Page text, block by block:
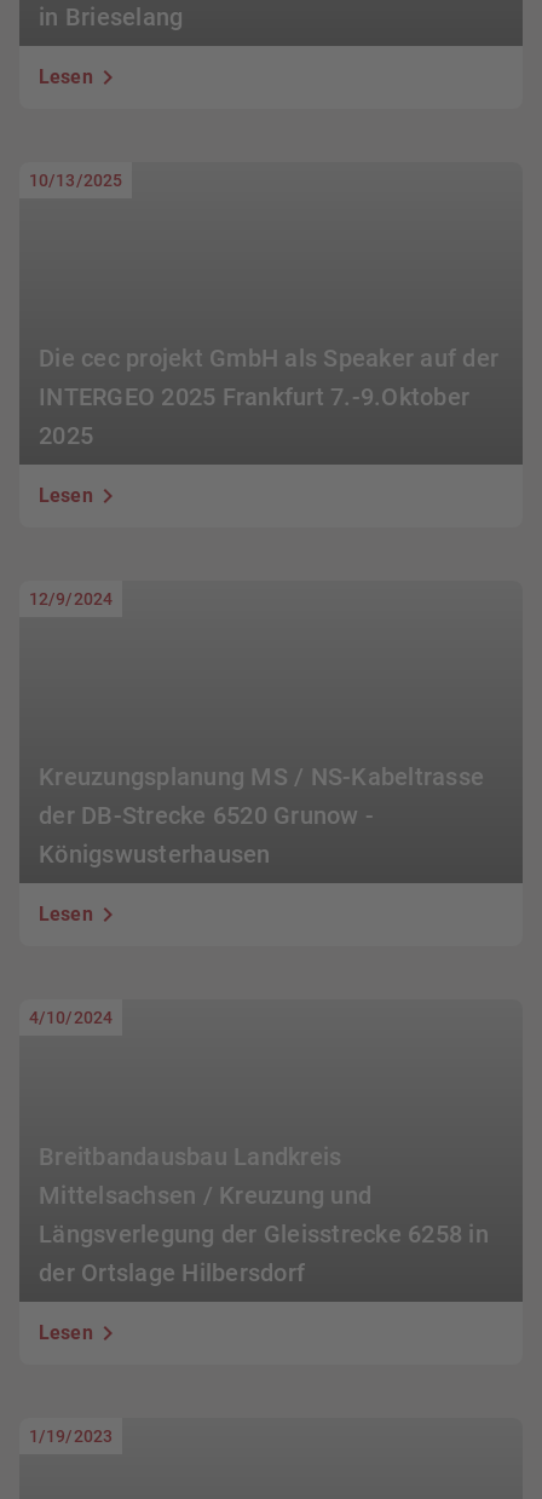
in Brieselang
Lesen
Die cec projekt GmbH als Speaker auf der
INTERGEO 2025 Frankfurt 7.-9.Oktober
2025
10/13/2025
Lesen
Kreuzungsplanung MS / NS-Kabeltrasse
der DB-Strecke 6520 Grunow -
Königswusterhausen
12/9/2024
Lesen
Breitbandausbau Landkreis
Mittelsachsen / Kreuzung und
Längsverlegung der Gleisstrecke 6258 in
der Ortslage Hilbersdorf
4/10/2024
Lesen
1/19/2023